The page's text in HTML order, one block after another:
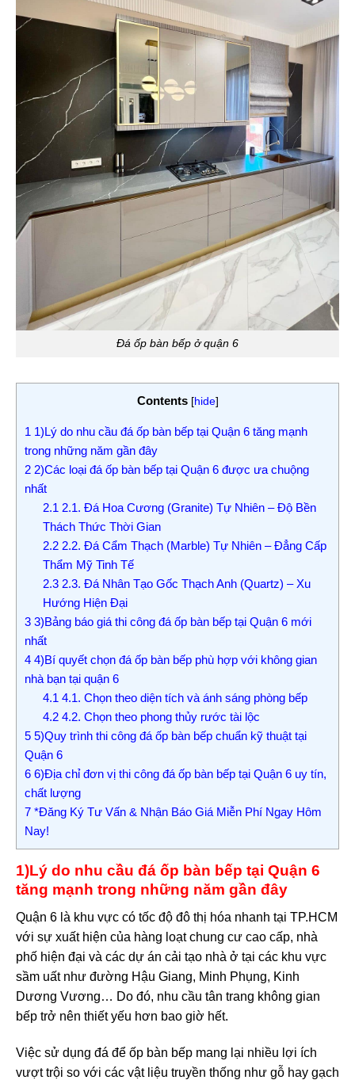
Đá ốp bàn bếp ở quận 6
Contents [hide]
1 1)Lý do nhu cầu đá ốp bàn bếp tại Quận 6 tăng mạnh
trong những năm gần đây
2 2)Các loại đá ốp bàn bếp tại Quận 6 được ưa chuộng
nhất
2.1 2.1. Đá Hoa Cương (Granite) Tự Nhiên – Độ Bền
Thách Thức Thời Gian
2.22.2. Đá Cẩm Thạch (Marble) Tự Nhiên – Đẳng Cấp
Thẩm Mỹ Tinh Tế
2.32.3. Đá Nhân Tạo Gốc Thạch Anh (Quartz) – Xu
Hướng Hiện Đại
3 3)Bảng báo giá thi công đá ốp bàn bếp tại Quận 6 mới
nhất
4 4)Bí quyết chọn đá ốp bàn bếp phù hợp với không gian
nhà bạn tại quận 6
4.1 4.1. Chọn theo diện tích và ánh sáng phòng bếp
4.24.2. Chọn theo phong thủy rước tài lộc
5 5)Quy trình thi công đá ốp bàn bếp chuẩn kỹ thuật tại
Quận 6
6 6)Địa chỉ đơn vị thi công đá ốp bàn bếp tại Quận 6 uy tín,
chất lượng
7 *Đăng Ký Tư Vấn & Nhận Báo Giá Miễn Phí Ngay Hôm
Nay!
1)Lý do nhu cầu đá ốp bàn bếp tại Quận 6
tăng mạnh trong những năm gần đây
Quận 6 là khu vực có tốc độ đô thị hóa nhanh tại TP.HCM
với sự xuất hiện của hàng loạt chung cư cao cấp, nhà
phố hiện đại và các dự án cải tạo nhà ở tại các khu vực
sầm uất như đường Hậu Giang, Minh Phụng, Kinh
Dương Vương… Do đó, nhu cầu tân trang không gian
bếp trở nên thiết yếu hơn bao giờ hết.
Việc sử dụng đá để ốp bàn bếp mang lại nhiều lợi ích
vượt trội so với các vật liệu truyền thống như gỗ hay gạch